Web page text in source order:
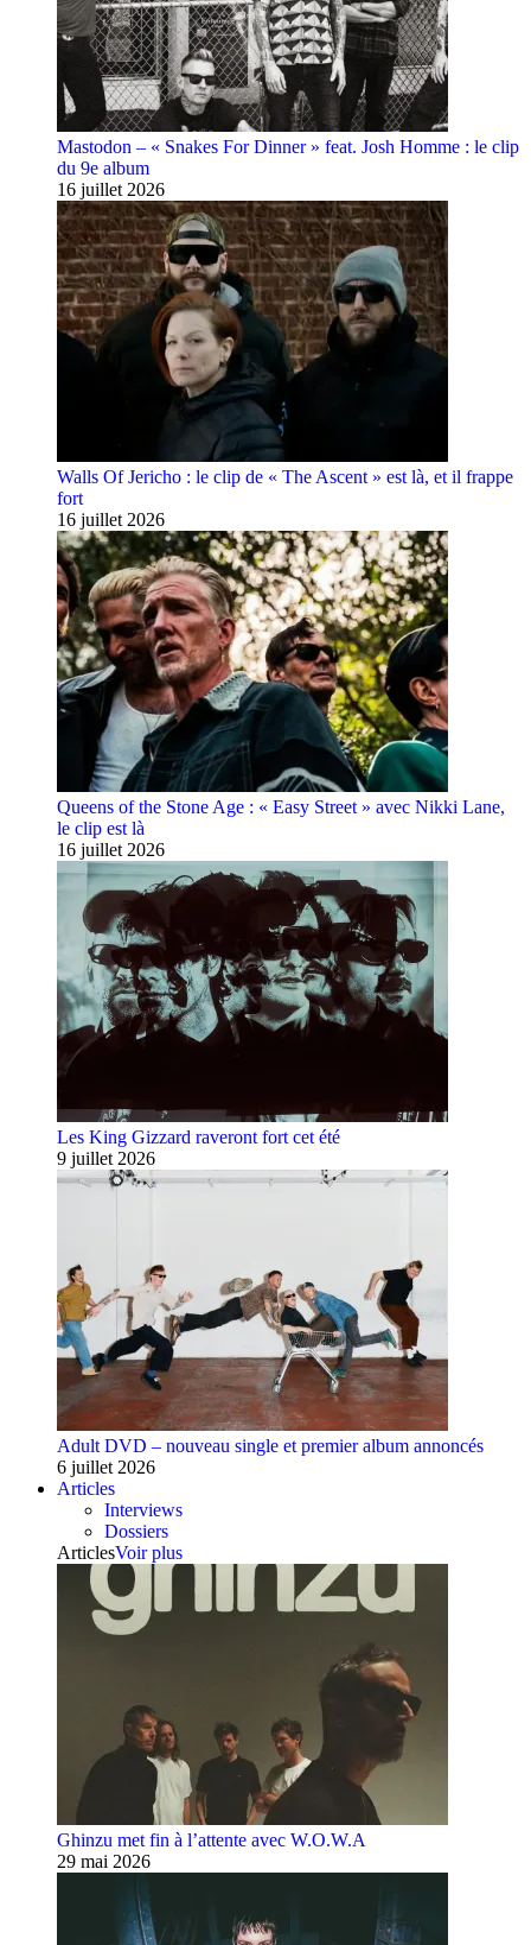
Mastodon – « Snakes For Dinner » feat. Josh Homme : le clip
du 9e album
16 juillet 2026
Walls Of Jericho : le clip de « The Ascent » est là, et il frappe
fort
16 juillet 2026
Queens of the Stone Age : « Easy Street » avec Nikki Lane,
le clip est là
16 juillet 2026
Les King Gizzard raveront fort cet été
9 juillet 2026
Adult DVD – nouveau single et premier album annoncés
6 juillet 2026
Articles
Interviews
Dossiers
ArticlesVoir plus
Ghinzu met fin à l’attente avec W.O.W.A
29 mai 2026